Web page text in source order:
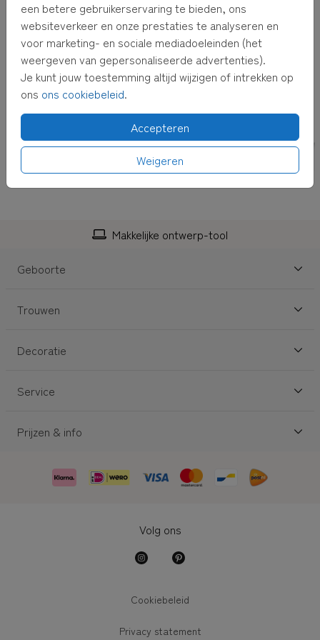
een betere gebruikerservaring te bieden, ons
websiteverkeer en onze prestaties te analyseren en
voor marketing- en sociale mediadoeleinden (het
weergeven van gepersonaliseerde advertenties).
Je kunt jouw toestemming altijd wijzigen of intrekken op
ons ons cookiebeleid.
Accepteren
Weigeren
Makkelijke ontwerp-tool
Geboorte
Trouwen
Decoratie
Service
Prijzen & info
Volg ons
Cookiebeleid
Privacy statement